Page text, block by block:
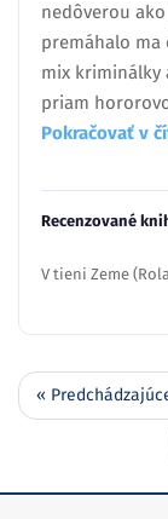
nedôverou
premáhalo ma
mix kriminálky
priam
Pokračovať v
Recenzované
V tieni Zeme
«